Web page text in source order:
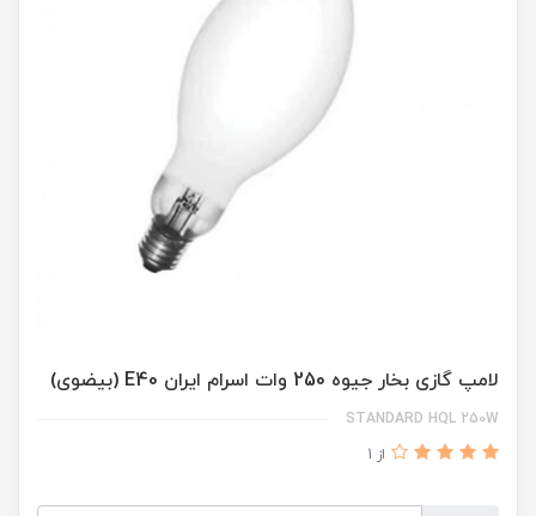
لامپ گازی بخار جیوه 250 وات اسرام ایران E40 (بیضوی)
STANDARD HQL 250W
از 1